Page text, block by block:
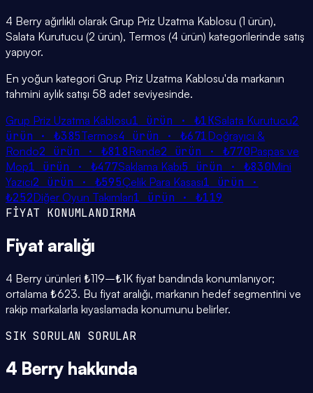
4 Berry ağırlıklı olarak Grup Priz Uzatma Kablosu (1 ürün),
Salata Kurutucu (2 ürün), Termos (4 ürün) kategorilerinde satış
yapıyor.
En yoğun kategori Grup Priz Uzatma Kablosu'da markanın
tahmini aylık satışı 58 adet seviyesinde.
Grup Priz Uzatma Kablosu1 ürün · ₺1KSalata Kurutucu2
ürün · ₺385Termos4 ürün · ₺671Doğrayıcı &
Rondo2 ürün · ₺818Rende2 ürün · ₺770Paspas ve
Mop1 ürün · ₺477Saklama Kabı5 ürün · ₺830Mini
Yazıcı2 ürün · ₺595Çelik Para Kasası1 ürün ·
₺252Diğer Oyun Takımları1 ürün · ₺119
FİYAT KONUMLANDIRMA
Fiyat aralığı
4 Berry ürünleri ₺119–₺1K fiyat bandında konumlanıyor;
ortalama ₺623. Bu fiyat aralığı, markanın hedef segmentini ve
rakip markalarla kıyaslamada konumunu belirler.
SIK SORULAN SORULAR
4 Berry hakkında